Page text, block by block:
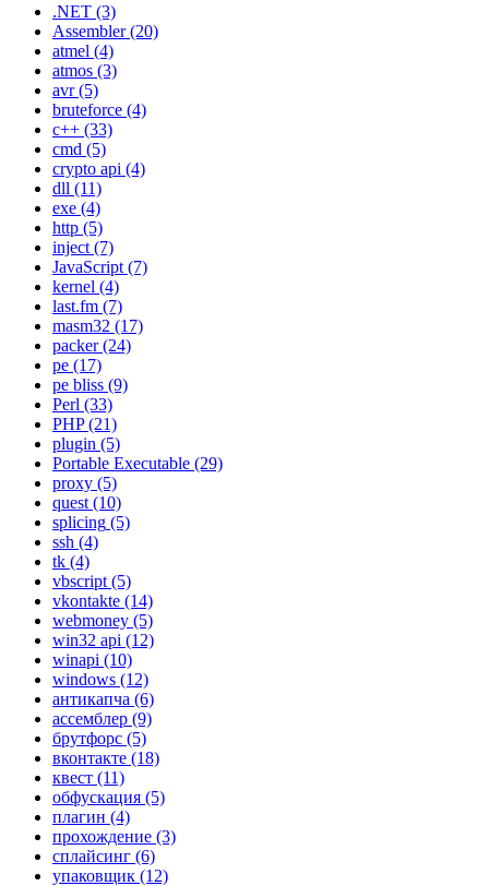
.NET (3)
Assembler(20)
atmel (4)
atmos (3)
avr(5)
bruteforce (4)
c++ (33)
cmd (5)
crypto api (4)
dll (11)
exe (4)
http (5)
inject (7)
JavaScript (7)
kernel (4)
last.fm (7)
masm32 (17)
packer(24)
pe (17)
pe bliss (9)
Perl (33)
PHP(21)
plugin (5)
Portable Executable (29)
proxy (5)
quest (10)
splicing (5)
ssh (4)
tk (4)
vbscript (5)
vkontakte (14)
webmoney (5)
win32 api (12)
winapi (10)
windows (12)
антикапча (6)
ассемблер (9)
брутфорс (5)
вконтакте (18)
квест (11)
обфускация (5)
плагин (4)
прохождение (3)
сплайсинг (6)
упаковщик (12)